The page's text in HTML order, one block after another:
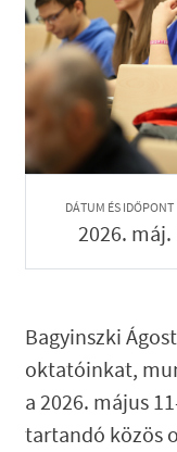
DÁTUM ÉS IDŐPONT
2026.
Bagyinszki
oktatóinkat,
a 2026. május
tartandó közös